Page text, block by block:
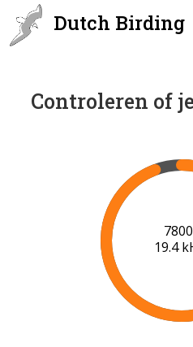
Dutch Birding
Controleren of
19.5